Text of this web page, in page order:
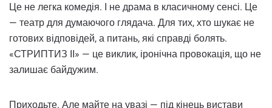
Це не легка комедія. І не драма в класичному сенсі. Це
— театр для думаючого глядача. Для тих, хто шукає не
готових відповідей, а питань, які справді болять.
«СТРИПТИЗ ІІ» — це виклик, іронічна провокація, що не
залишає байдужим.
Приходьте. Але майте на увазі — під кінець вистави